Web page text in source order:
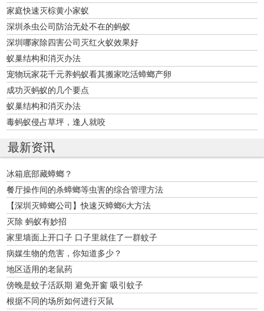
家庭快速灭棕黄小家蚁
深圳杀虫公司防治无处不在的蚂蚁
深圳哪家除四害公司灭红火蚁效果好
蚁巢结构和消灭办法
宠物玩家花千元养蚂蚁看其搬家吃活蟑螂产卵
成功灭蚂蚁的几个要点
蚁巢结构和消灭办法
毒蚂蚁侵占草坪，逢人就咬
最新资讯
冰箱底部藏蟑螂？
餐厅操作间的杀蟑螂等虫害的综合管理方法
【深圳灭蟑螂公司】快速灭蟑螂6大方法
灭除 蚂蚁有妙招
家里墙面上开口子 口子里就住了一群蚊子
病媒生物的危害，你知道多少？
地区适用的老鼠药
傍晚是蚊子活跃期 避免开窗 吸引蚊子
根据不同的场所如何进行灭鼠